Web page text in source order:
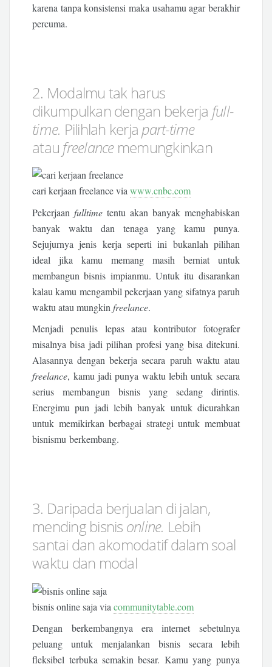
karena tanpa konsistensi maka usahamu agar berakhir
percuma.
2. Modalmu tak harus
dikumpulkan dengan bekerja full-
time. Pilihlah kerja part-time
atau freelancememungkinkan
cari kerjaan freelance viawww.cnbc.com
Pekerjaanfulltime tentu akan banyak menghabiskan
banyak waktu dan tenaga yang kamu punya.
Sejujurnya jenis kerja seperti ini bukanlah pilihan
ideal jika kamu memang masih berniat untuk
membangun bisnis impianmu. Untuk itu disarankan
kalau kamu mengambil pekerjaan yang sifatnya paruh
waktu atau mungkinfreelance.
Menjadi penulis lepas atau kontributor fotografer
misalnya bisa jadi pilihan profesi yang bisa ditekuni.
Alasannya dengan bekerja secara paruh waktu atau
freelance, kamu jadi punya waktu lebih untuk secara
serius membangun bisnis yang sedang dirintis.
Energimu pun jadi lebih banyak untuk dicurahkan
untuk memikirkan berbagai strategi untuk membuat
bisnismu berkembang.
3. Daripada berjualan di jalan,
mending bisnis online. Lebih
santai dan akomodatif dalam soal
waktu dan modal
bisnis online saja viacommunitytable.com
Dengan berkembangnya era internet sebetulnya
peluang untuk menjalankan bisnis secara lebih
fleksibel terbuka semakin besar. Kamu yang punya